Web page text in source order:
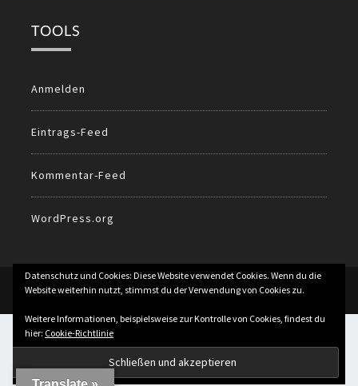
TOOLS
Anmelden
Eintrags-Feed
Kommentar-Feed
WordPress.org
© 2026 All Rights Reserved.
Datenschutz und Cookies: Diese Website verwendet Cookies. Wenn du die
Website weiterhin nutzt, stimmst du der Verwendung von Cookies zu.
Weitere Informationen, beispielsweise zur Kontrolle von Cookies, findest du
hier: Cookie-Richtlinie